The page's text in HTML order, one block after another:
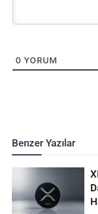
0 YORUM
Benzer Yazılar